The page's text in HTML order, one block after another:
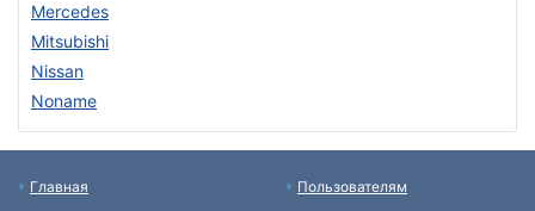
Mercedes
Mitsubishi
Nissan
Noname
Главная
Пользователям